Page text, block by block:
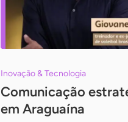
Inovação & Tecnologia
Comunicação
em Araguaína